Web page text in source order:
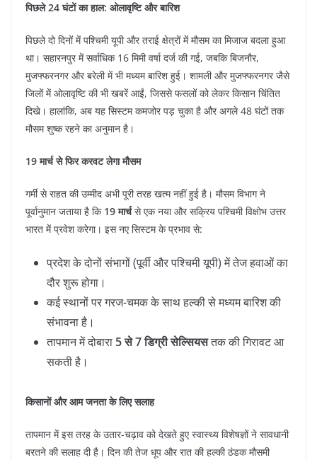
पिछले 24 घंटों का हाल: ओलावृष्टि और बारिश
​पिछले दो दिनों में पश्चिमी यूपी और तराई क्षेत्रों में मौसम का मिजाज बदला हुआ
था। सहारनपुर में सर्वाधिक 16 मिमी वर्षा दर्ज की गई, जबकि बिजनौर,
मुजफ्फरनगर और बरेली में भी मध्यम बारिश हुई। शामली और मुजफ्फरनगर जैसे
जिलों में ओलावृष्टि की भी खबरें आईं, जिससे फसलों को लेकर किसान चिंतित
दिखे। हालांकि, अब यह सिस्टम कमजोर पड़ चुका है और अगले 48 घंटों तक
मौसम शुष्क रहने का अनुमान है।
19 मार्च से फिर करवट लेगा मौसम
​गर्मी से राहत की उम्मीद अभी पूरी तरह खत्म नहीं हुई है। मौसम विभाग ने
पूर्वानुमान जताया है कि 19 मार्चसे एक नया और सक्रिय पश्चिमी विक्षोभ उत्तर
भारत में प्रवेश करेगा। इस नए सिस्टम के प्रभाव से:
​प्रदेश के दोनों संभागों (पूर्वी और पश्चिमी यूपी) में तेज हवाओं का
दौर शुरू होगा।
​कई स्थानों पर गरज-चमक के साथ हल्की से मध्यम बारिश की
संभावना है।
​तापमान में दोबारा 5 से 7 डिग्री सेल्सियसतक की गिरावट आ
सकती है।
किसानों और आम जनता के लिए सलाह
​तापमान में इस तरह के उतार-चढ़ाव को देखते हुए स्वास्थ्य विशेषज्ञों ने सावधानी
बरतने की सलाह दी है। दिन की तेज धूप और रात की हल्की ठंडक मौसमी